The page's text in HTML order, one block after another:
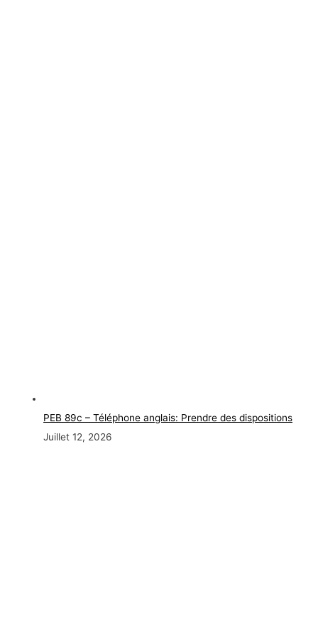
PEB 89c – Téléphone anglais: Prendre des dispositions
Juillet 12, 2026